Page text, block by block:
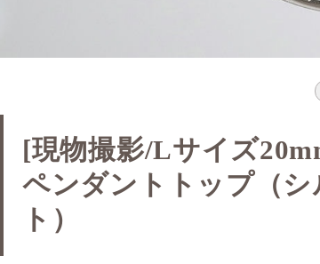
[現物撮影/Lサイズ
ペンダントトップ（
ト）